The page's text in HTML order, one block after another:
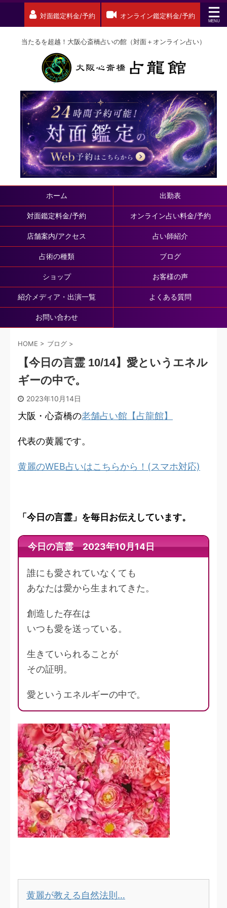
対面鑑定料金/予約 オンライン鑑定料金/予約
当たるを超越！大阪心斎橋占いの館（対面＋オンライン占い）
ホーム 出勤表
対面鑑定料金/予約 オンライン占い料金/予約
店舗案内/アクセス 占い師紹介
占術の種類 ブログ
ショップ お客様の声
紹介メディア・出演一覧 よくある質問
お問い合わせ
HOME > ブログ >
【今日の言霊 10/14】愛というエネル
ギーの中で。
2023年10月14日
大阪・心斎橋の老舗占い館【占龍館】
代表の黄麗です。
黄麗のWEB占いはこちらから！(スマホ対応)
「今日の言霊」を毎日お伝えしています。
今日の言霊 2023年10月14日
誰にも愛されていなくても
あなたは愛から生まれてきた。
創造した存在は
いつも愛を送っている。
生きていられることが
その証明。
愛というエネルギーの中で。
黄麗が教える自然法則…